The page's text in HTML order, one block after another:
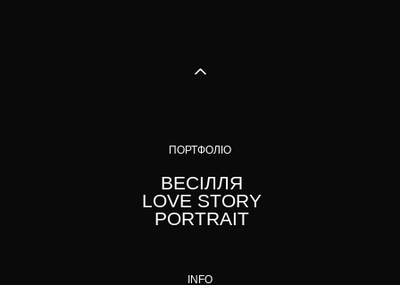
ПОРТФОЛІО
ВЕСІЛЛЯ
LOVE STORY
PORTRAIT
INFO